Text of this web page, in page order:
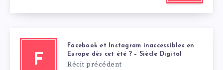
F
Facebook et Instagram inaccessibles en
Europe dès cet été ? – Siècle Digital
Récit précédent